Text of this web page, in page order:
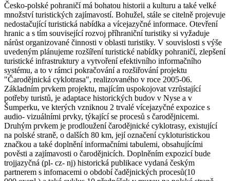
Česko-polské pohraničí má bohatou historii a kulturu a také velké
množství turistických zajímavostí. Bohužel, stále se citelně projevuje
nedostačující turistická nabídka a vícejazyčné informace. Otevření
hranic a s tím související rozvoj příhraniční turistiky si vyžaduje
nárůst organizované činnosti v oblasti turistiky. V souvislosti s výše
uvedeným plánujeme rozšíření turistické nabídky pohraničí, zlepšení
turistické infrastruktury a vytvoření efektivního informačního
systému, a to v rámci pokračování a rozšiřování projektu
"Čarodějnická cyklotrasa", realizovaného v roce 2005-06.
Základním prvkem projektu, majícím uspokojovat vzrůstající
potřeby turistů, je adaptace historických budov v Nyse a v
Šumperku, ve kterých vzniknou 2 trvalé vícejazyčné expozice s
audio- vizuálními prvky, týkající se procesů s čarodějnicemi.
Druhým prvkem je prodloužení čarodějnické cyklotrasy, existující
na polské straně, o dalších 80 km, její označení cykloturistickou
značkou a také doplnění informačními tabulemi, obsahujícími
pověsti a zajímavosti o čarodějnicích. Doplněním expozicí bude
trojjazyčná (pl- cz- nj) historická publikace vydaná českým
partnerem s infomacemi o období čadějnických procesů(10